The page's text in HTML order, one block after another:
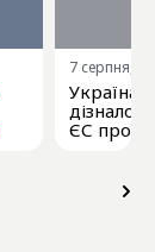
7 серпня,
Україна
ЄС про